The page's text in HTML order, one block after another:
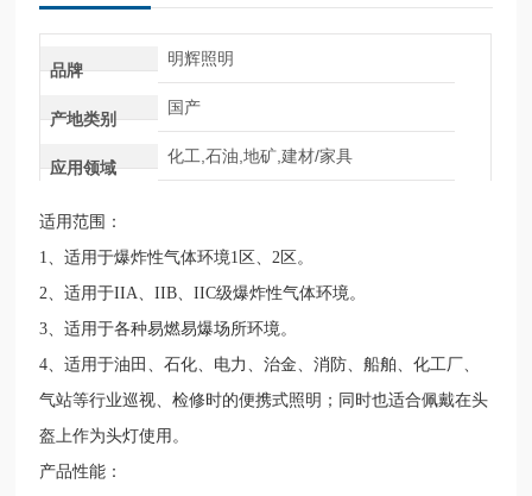
品牌
明辉照明
产地类别
国产
应用领域
化工,石油,地矿,建材/家具
适用范围：
1
、适用于爆炸性气体环境1 区、 2 区。
2 、适用于IIA 、IIB 、IIC级爆炸性气体环境。
3 、适用于各种易燃易爆场所环境。
4 、适用于油田、石化、电力、治金、消防、船舶、化工厂、
气站等行业巡视、检修时的便携式照明；同时也适合佩戴在头
盔上作为头灯使用。
产品性能：